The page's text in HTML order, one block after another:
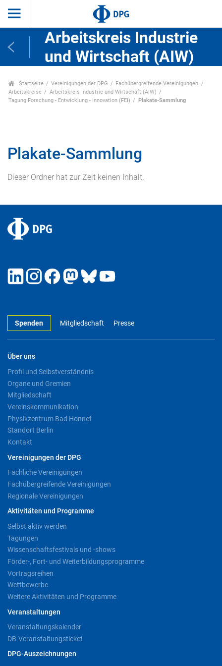
Arbeitskreis Industrie
und Wirtschaft (AIW)
Startseite Vereinigungen der DPG
Fachübergreifende Vereinigungen
Arbeitskreise
Arbeitskreis Industrie und Wirtschaft (AIW)
Tagung Forschung - Entwicklung - Innovation (FEI)
Plakate-Sammlung
Plakate-Sammlung
Dieser Ordner hat zur Zeit keinen Inhalt.
Spenden Mitgliedschaft Presse
Über uns
Profil und Selbstverständnis
Organe und Gremien
Mitgliedschaft
Vereinskommunikation
Physikzentrum Bad Honnef
Standort Berlin
Kontakt
Vereinigungen der DPG
Fachliche Vereinigungen
Fachübergreifende Vereinigungen
Regionale Vereinigungen
Aktivitäten und Programme
Selbst aktiv werden
Tagungen
Wissenschaftsfestivals und -shows
Förder-, Fort- und Weiterbildungsprogramme
Vortragsreihen
Wettbewerbe
Weitere Aktivitäten und Programme
Veranstaltungen
Veranstaltungskalender
DB-Veranstaltungsticket
DPG-Auszeichnungen